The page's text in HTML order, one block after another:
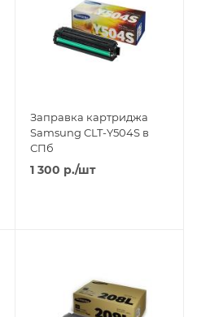
Заправка картриджа
Samsung CLT-Y504S в
СПб
1 300 р./шт